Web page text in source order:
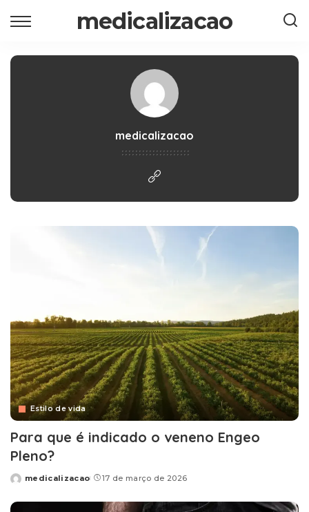
medicalizacao
medicalizacao
Estilo de vida
Para que é indicado o veneno Engeo
Pleno?
Posted
medicalizacao 17 de março de 2026